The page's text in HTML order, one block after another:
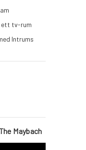
ett tv-rum
Intrums
Maybach